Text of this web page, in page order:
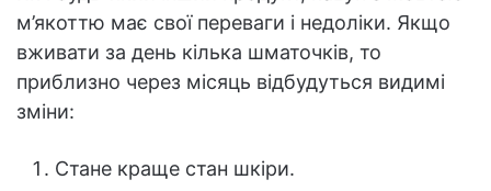
м’якоттю має свої переваги і недоліки. Якщо
вживати за день кілька шматочків, то
приблизно через місяць відбудуться видимі
зміни:
Стане краще стан шкіри.